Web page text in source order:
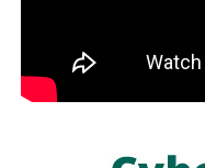
avanza la segunda
deportiva que incluirá
y espacios multiusos,
colonias cercanas, así